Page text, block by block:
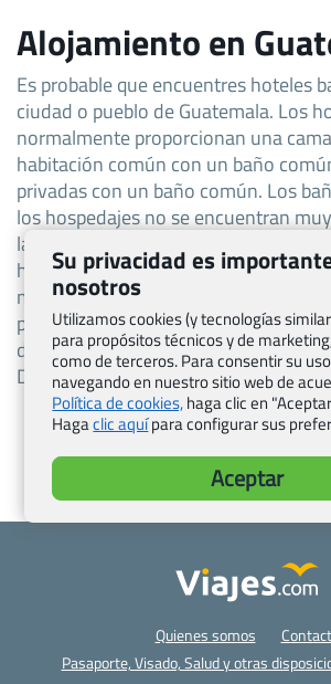
Alojamiento en
Es probable que encuentres hoteles
ciudad o pueblo de Guatemala. Los
normalmente proporcionan una
habitación común con un baño
privadas con un baño común. Los
los hospedajes no se encuentran
las principales zonas turísticas,
hoteles de alta calidad. Se pueden
muchos de estos alojamientos en la
principales sitios web de viajes y
directorios en línea más pequeños
Directorio de hoteles de Guatemala).
Quienes somos
Pasaporte, Visado, Salud y otras
Su privacidad es
nosotros
Utilizamos cookies (y tecnologías
para propósitos técnicos y de
como de terceros. Para consentir su
navegando en nuestro sitio web de
Política de cookies,haga clic en
Hagaclic aquípara configurar sus
Aceptar